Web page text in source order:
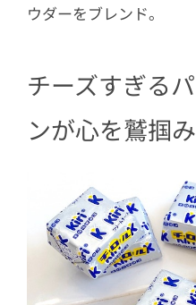
ウダーをブレンド。
チーズすぎる
ンが心を鷲掴